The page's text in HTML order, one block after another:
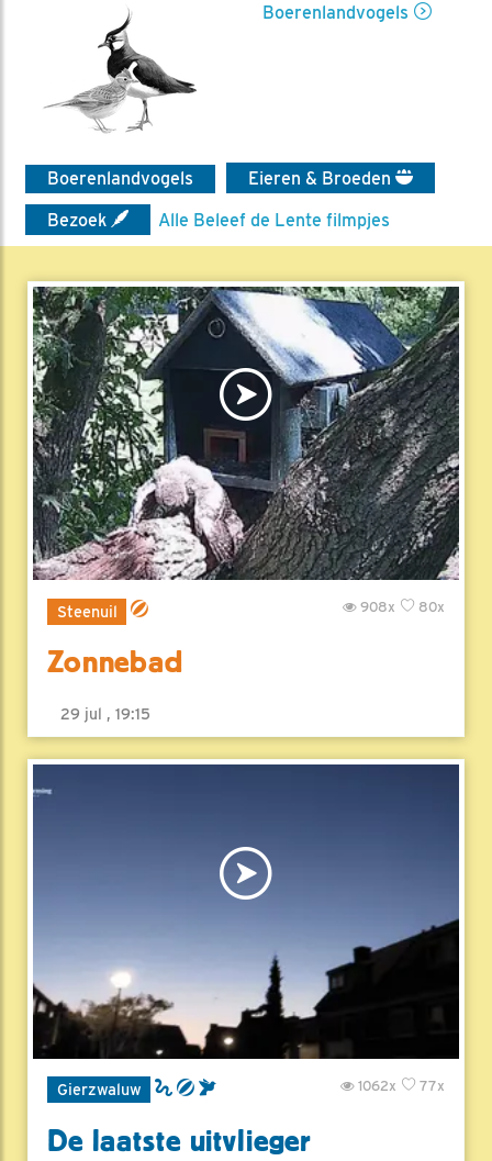
Boerenlandvogels
Boerenlandvogels
Eieren & Broeden
Bezoek
Alle Beleef de Lente filmpjes
Steenuil 80x
908x
Zonnebad
29 jul , 19:15
Gierzwaluw 77x
1062x
De laatste uitvlieger